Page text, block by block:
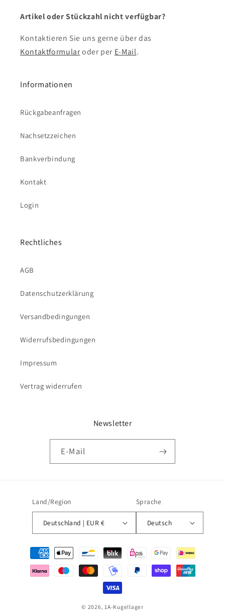
Artikel oder Stückzahl nicht verfügbar?
Kontaktieren Sie uns gerne über das
Kontaktformularoder per E-Mail.
Informationen
Rückgabeanfragen
Nachsetzzeichen
Bankverbindung
Kontakt
Login
Rechtliches
AGB
Datenschutzerklärung
Versandbedingungen
Widerrufsbedingungen
Impressum
Vertrag widerrufen
Newsletter
E-Mail
Land/Region
Deutschland | EUR €
Sprache
Deutsch
Zahlungsmethoden
© 2026,1A-Kugellager